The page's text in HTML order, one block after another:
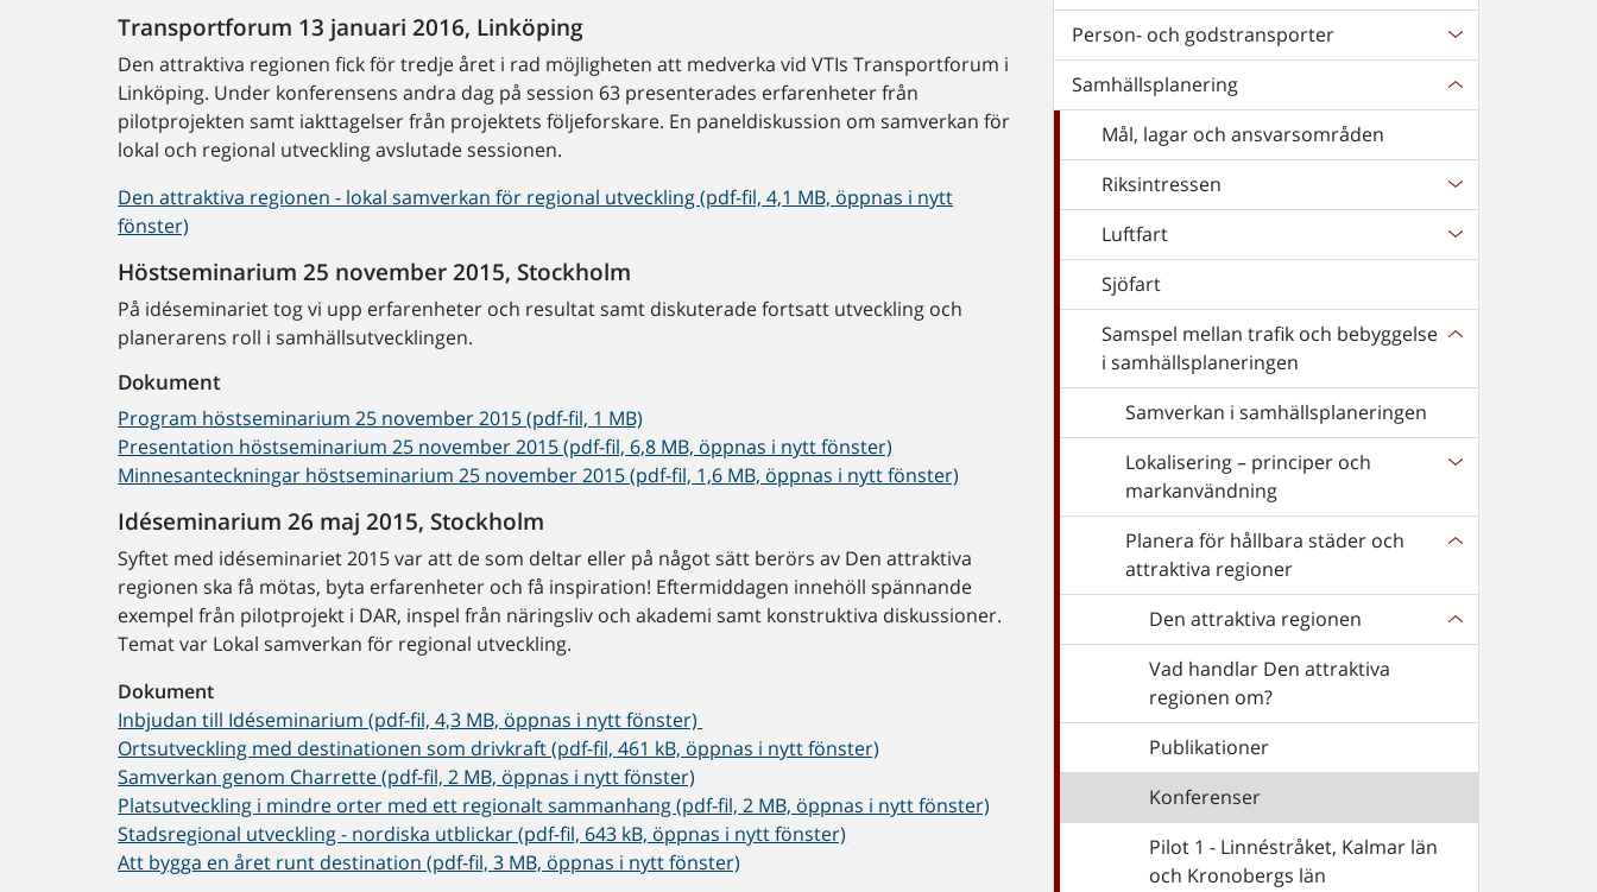
Transportforum 13 januari 2016, Linköping
Den attraktiva regionen fick för tredje året i rad möjligheten att medverka vid VTIs Transportforum i
Linköping. Under konferensens andra dag på session 63 presenterades erfarenheter från
pilotprojekten samt iakttagelser från projektets följeforskare. En paneldiskussion om samverkan för
lokal och regional utveckling avslutade sessionen.
Den attraktiva regionen - lokal samverkan för regional utveckling (pdf-fil, 4,1 MB, öppnas i nytt
fönster)
Höstseminarium 25 november 2015, Stockholm
På idéseminariet tog vi upp erfarenheter och resultat samt diskuterade fortsatt utveckling och
planerarens roll i samhällsutvecklingen.
Dokument
Program höstseminarium 25 november 2015 (pdf-fil, 1 MB)
Presentation höstseminarium 25 november 2015 (pdf-fil, 6,8 MB, öppnas i nytt fönster)
Minnesanteckningar höstseminarium 25 november 2015 (pdf-fil, 1,6 MB, öppnas i nytt fönster)
Idéseminarium 26 maj 2015, Stockholm
Syftet med idéseminariet 2015 var att de som deltar eller på något sätt berörs av Den attraktiva
regionen ska få mötas, byta erfarenheter och få inspiration! Eftermiddagen innehöll spännande
exempel från pilotprojekt i DAR, inspel från näringsliv och akademi samt konstruktiva diskussioner.
Temat var Lokal samverkan för regional utveckling.
Dokument
Inbjudan till Idéseminarium (pdf-fil, 4,3 MB, öppnas i nytt fönster)
Ortsutveckling med destinationen som drivkraft (pdf-fil, 461 kB, öppnas i nytt fönster)
Samverkan genom Charrette (pdf-fil, 2 MB, öppnas i nytt fönster)
Platsutveckling i mindre orter med ett regionalt sammanhang (pdf-fil, 2 MB, öppnas i nytt fönster)
Stadsregional utveckling - nordiska utblickar (pdf-fil, 643 kB, öppnas i nytt fönster)
Att bygga en året runt destination (pdf-fil, 3 MB, öppnas i nytt fönster)
Person- och godstransporter
Samhällsplanering
Mål, lagar och ansvarsområden
Riksintressen
Luftfart
Sjöfart
Samspel mellan trafik och bebyggelse
i samhällsplaneringen
Samverkan i samhällsplaneringen
Lokalisering – principer och
markanvändning
Planera för hållbara städer och
attraktiva regioner
Den attraktiva regionen
Vad handlar Den attraktiva
regionen om?
Publikationer
Konferenser
Pilot 1 - Linnéstråket, Kalmar län
och Kronobergs län